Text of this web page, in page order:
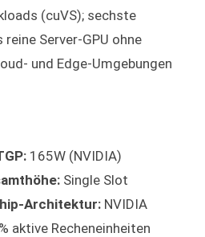
(cuVS); sechste
Server-GPU ohne
und Edge-Umgebungen
165W (NVIDIA)
Single Slot
Architektur: NVIDIA
aktive Recheneinheiten